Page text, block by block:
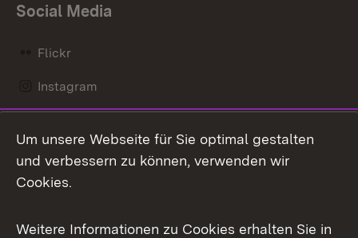
Social Media
Flickr
Instagram
Mastodon
Messenger
Social Wall
Um unsere Webseite für Sie optimal gestalten
und verbessern zu können, verwenden wir
Cookies.
Weitere Informationen zu Cookies erhalten Sie in